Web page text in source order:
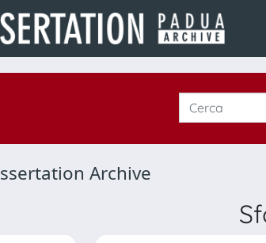
Archive